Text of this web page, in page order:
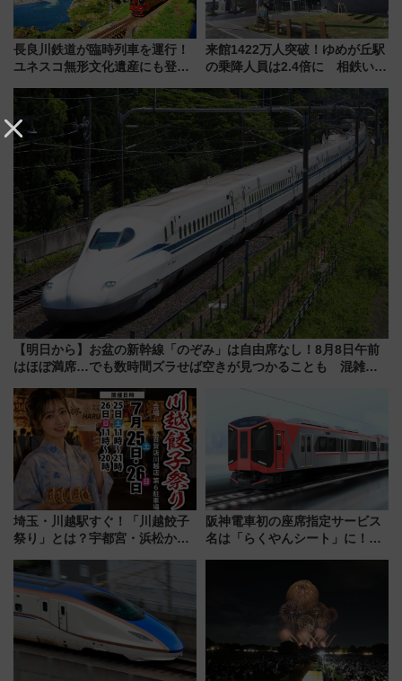
長良川鉄道が臨時列車を運行！
ユネスコ無形文化遺産にも登録
に 乗車には予約が必要
来館1422万人突破！ゆめが丘駅
の乗降人員は2.4倍に 相鉄いず
年祭にそうにゃん＆DB.スター
マンが登場
【明日から】お盆の新幹線「のぞみ」は自由席なし！8月8日午前
はほぼ満席…でも数時間ズラせば空きが見つかることも 混雑避
埼玉・川越駅すぐ！「川越餃子
祭り」とは？宇都宮・浜松から
を食べ比べ【7月25日・26日開
催】
阪神電車初の座席指定サービス
名は「らくやんシート」に！新